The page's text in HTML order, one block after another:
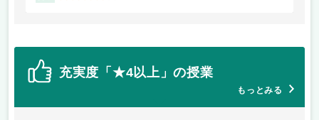
充実度「★4以上」の授業
もっとみる